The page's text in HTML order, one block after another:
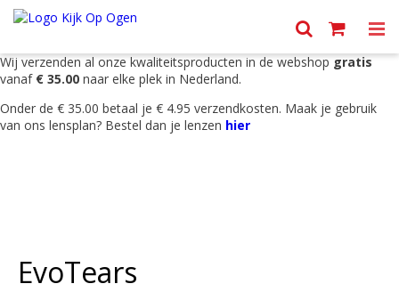
Wij verzenden al onze kwaliteitsproducten in de webshop gratis
vanaf € 35.00 naar elke plek in Nederland.
Onder de € 35.00 betaal je € 4.95 verzendkosten. Maak je gebruik
van ons lensplan? Bestel dan je lenzen hier
EvoTears